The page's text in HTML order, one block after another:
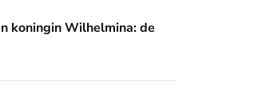
de Crème Calèche
koningin Wilhelmina: de